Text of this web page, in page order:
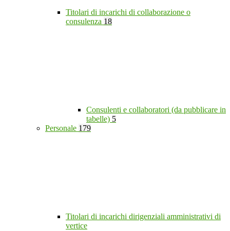
Titolari di incarichi di collaborazione o
consulenza 18
Consulenti e collaboratori (da pubblicare in
tabelle) 5
Personale 179
Titolari di incarichi dirigenziali amministrativi di
vertice